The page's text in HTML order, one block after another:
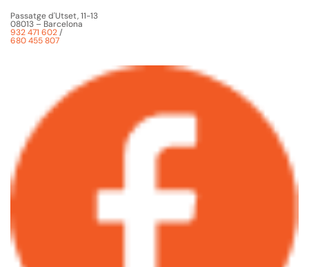
Passatge d'Utset, 11-13
08013 – Barcelona
932 471 602/
680 455 807